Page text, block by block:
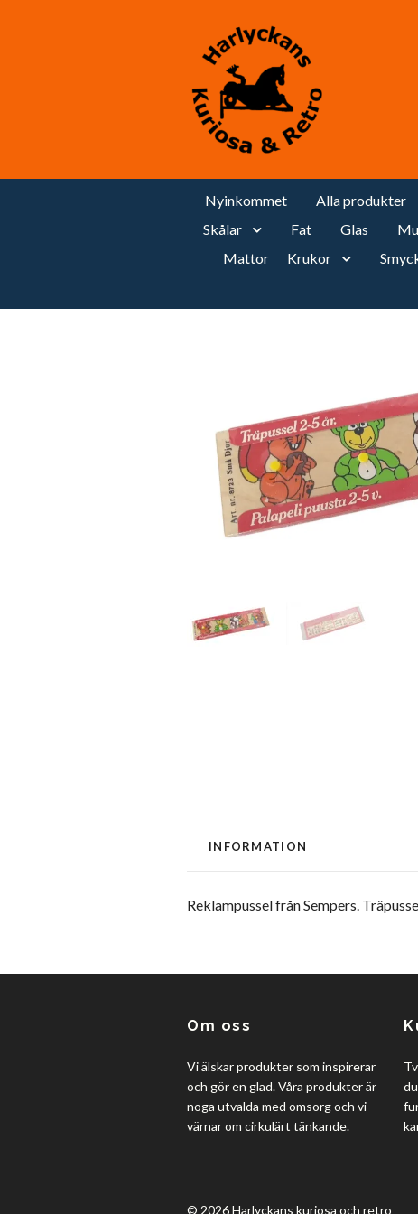
Nyinkommet Alla produkter
Skålar
Fat Glas
Mattor
Krukor
INFORMATION
Reklampussel från Sempers.
Om oss
Vi älskar produkter som inspirerar
och gör en glad. Våra produkter är
noga utvalda med omsorg och vi
värnar om cirkulärt tänkande.
© 2026 Harlyckans kuriosa och retro